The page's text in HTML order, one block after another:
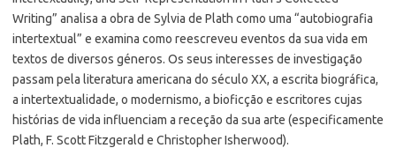
Writing” analisa a obra de Sylvia de Plath como uma “autobiografia
intertextual” e examina como reescreveu eventos da sua vida em
textos de diversos géneros. Os seus interesses de investigação
passam pela literatura americana do século XX, a escrita biográfica,
a intertextualidade, o modernismo, a bioficção e escritores cujas
histórias de vida influenciam a receção da sua arte (especificamente
Plath, F. Scott Fitzgerald e Christopher Isherwood).